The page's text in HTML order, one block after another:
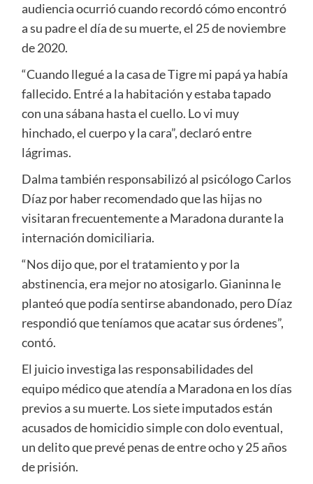
audiencia ocurrió cuando recordó cómo encontró
a su padre el día de su muerte, el 25 de noviembre
de 2020.
“Cuando llegué a la casa de Tigre mi papá ya había
fallecido. Entré a la habitación y estaba tapado
con una sábana hasta el cuello. Lo vi muy
hinchado, el cuerpo y la cara”, declaró entre
lágrimas.
Dalma también responsabilizó al psicólogo Carlos
Díaz por haber recomendado que las hijas no
visitaran frecuentemente a Maradona durante la
internación domiciliaria.
“Nos dijo que, por el tratamiento y por la
abstinencia, era mejor no atosigarlo. Gianinna le
planteó que podía sentirse abandonado, pero Díaz
respondió que teníamos que acatar sus órdenes”,
contó.
El juicio investiga las responsabilidades del
equipo médico que atendía a Maradona en los días
previos a su muerte. Los siete imputados están
acusados de homicidio simple con dolo eventual,
un delito que prevé penas de entre ocho y 25 años
de prisión.